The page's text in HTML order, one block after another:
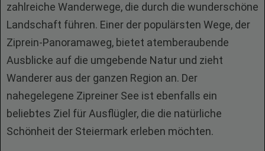
zahlreiche Wanderwege, die durch die wunderschöne
Landschaft führen. Einer der populärsten Wege, der
Ziprein-Panoramaweg, bietet atemberaubende
Ausblicke auf die umgebende Natur und zieht
Wanderer aus der ganzen Region an. Der
nahegelegene Zipreiner See ist ebenfalls ein
beliebtes Ziel für Ausflügler, die die natürliche
Schönheit der Steiermark erleben möchten.